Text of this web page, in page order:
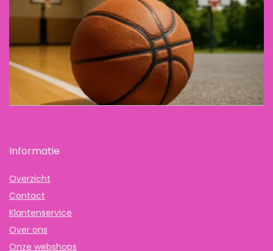
Informatie
Overzicht
Contact
Klantenservice
Over ons
Onze webshops